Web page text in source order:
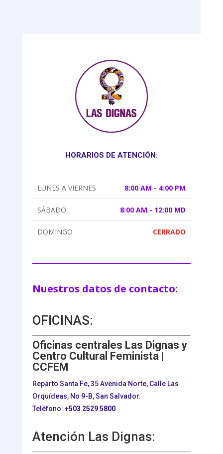
HORARIOS DE ATENCIÓN:
LUNES A VIERNES 8:00 AM - 4:00 PM
SÁBADO 8:00 AM - 12:00 MD
DOMINGO CERRADO
Nuestros datos de contacto:
OFICINAS:
Oficinas centrales Las Dignas y
Centro Cultural Feminista |
CCFEM
Reparto Santa Fe, 35 Avenida Norte, Calle Las
Orquídeas, No 9-B, San Salvador.
Teléfono: +503 2529 5800
Atención Las Dignas: